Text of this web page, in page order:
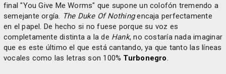
final "You Give Me Worms" que supone un colofón tremendo a
semejante orgía. The Duke Of Nothingencaja perfectamente
en el papel. De hecho si no fuese porque su voz es
completamente distinta a la de Hank, no costaría nada imaginar
que es este último el que está cantando, ya que tanto las líneas
vocales como las letras son 100% Turbonegro.